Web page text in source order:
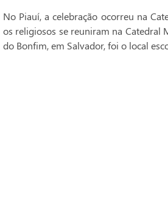
No Piauí, a celebração ocorreu na
os religiosos se reuniram na Catedral
do Bonfim, em Salvador, foi o local